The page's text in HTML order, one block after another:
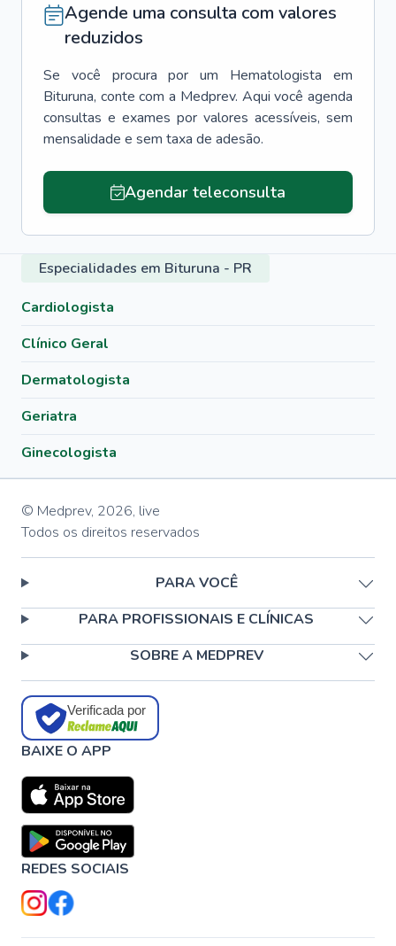
Agende uma consulta com valores
reduzidos
Se você procura por um Hematologista
em
Bituruna, conte com a Medprev. Aqui você agenda
consultas e exames por valores acessíveis, sem
mensalidade e sem taxa de adesão.
Agendar teleconsulta
Especialidades em Bituruna - PR
Cardiologista
Clínico Geral
Dermatologista
Geriatra
Ginecologista
© Medprev, 2026, live
Todos os direitos reservados
PARA VOCÊ
PARA PROFISSIONAIS E CLÍNICAS
SOBRE A MEDPREV
Verificada por
BAIXE O APP
REDES SOCIAIS